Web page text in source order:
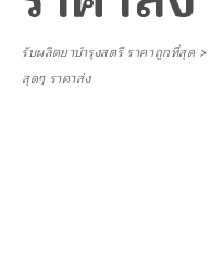
รับผลิตยาบำรุงสตรี ราคาถูกที่สุด >
สุดๆ ราคาส่ง